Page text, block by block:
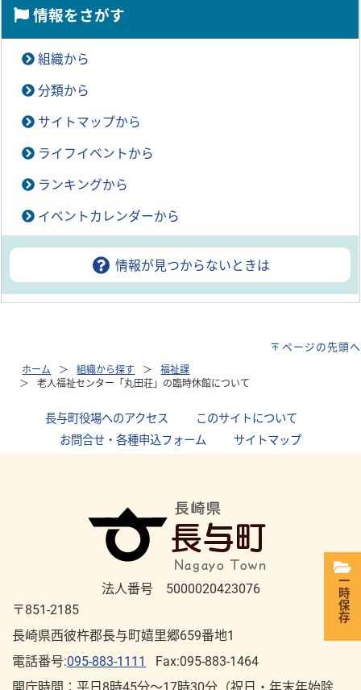
情報をさがす
組織から
分類から
サイトマップから
ライフイベントから
ランキングから
イベントカレンダーから
情報が見つからないときは
ページの先頭へ
ホーム 組織から探す
福祉課
老人福祉センター「丸田荘」の臨時休館について
長与町役場へのアクセス このサイトについて
お問合せ・各種申込フォーム
サイトマップ
法人番号 5000020423076
〒851-2185
長崎県西彼杵郡長与町嬉里郷659番地1
電話番号:095-883-1111
Fax:095-883-1464
一時保存